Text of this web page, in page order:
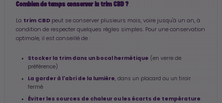
Combien de temps conserver la trim CBD ?
La trim CBD peut se conserver plusieurs mois, voire jusqu'à un an, à
condition de respecter quelques règles simples. Pour une conservation
optimale, il est conseillé de :
Stocker la trim dans un bocal hermétique (en verre de
préférence)
La garder à l'abri de la lumière, dans un placard ou un tiroir
fermé
Éviter les sources de chaleur ou les écarts de température